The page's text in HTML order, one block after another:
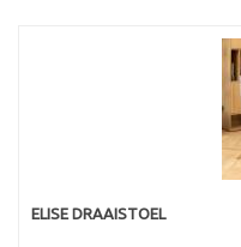
ELISE DRAAISTOEL